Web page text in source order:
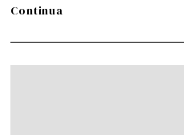
Continua